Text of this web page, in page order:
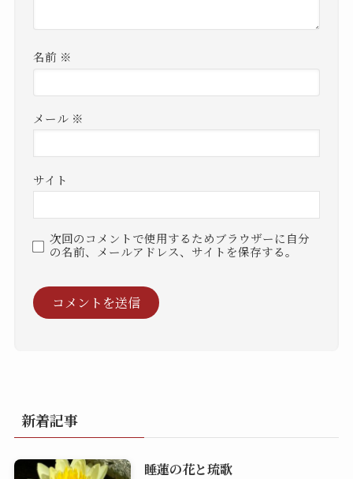
名前 ※
メール ※
サイト
次回のコメントで使用するためブラウザーに自分
の名前、メールアドレス、サイトを保存する。
新着記事
睡蓮の花と琉歌